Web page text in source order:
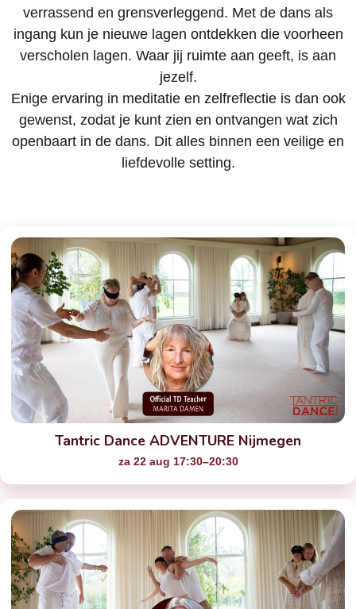
verrassend en grensverleggend. Met de dans als
ingang kun je nieuwe lagen ontdekken die voorheen
verscholen lagen. Waar jij ruimte aan geeft, is aan
jezelf.
Enige ervaring in meditatie en zelfreflectie is dan ook
gewenst, zodat je kunt zien en ontvangen wat zich
openbaart in de dans. Dit alles binnen een veilige en
liefdevolle setting.
Tantric Dance ADVENTURE Nijmegen
za 22 aug 17:30–20:30